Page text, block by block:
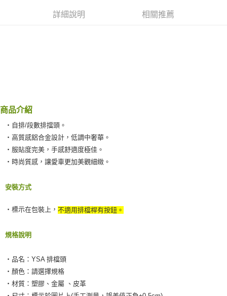
結帳頁面，進行簡訊認證並確認金額後，即可完成結帳。
２．訂單成立數日內，您將收到繳費通知簡訊。
３．收到繳費通知簡訊後14天內，點擊此簡訊中的連結，可透過四大超商／
ATM／網路銀行／等多元方式進行付款，方視為交易完成。
※ 請注意：結帳手續完成當下不需立刻繳費，但若您需要取消訂單，請聯絡
購買商品的店家。未經商家同意取消之訂單仍視為有效，需透過AFTEE先享
後付繳納相關費用。
是否繳費成功／繳費後需取消欲退款等相關疑問，請聯繫「AFTEE先享後付
【注意事項】
易，需依本服務之必要範圍內提供個人資料，並將交易相關給付款項請求債
權轉讓予恩沛科技股份有限公司。
https://aftee.tw/terms/#terms3
３．未成年的使用者請事先徵得法定代理人或監護人之同意方可使用
「AFTEE先享後付」，若未經同意申辦者引起之損失，本公司不負相關責
任。
付款後全家取貨
每筆NT$55，滿NT$490(含以上)免運費
每筆NT$60，滿NT$800(含以上)免運費
每筆NT$55，滿NT$800(含以上)免運費
宅配(快速到貨)
每筆NT$300
付款後門市自取
免運費
詳細說明 相關推薦
商品介紹
‧自排/段數排擋頭。
‧高質感鋁合金設計，低調中奢華。
‧服貼度完美，手感舒適度極佳。
‧時尚質感，讓愛車更加美觀細緻。
安裝方式
‧標示在包裝上， 不適用排檔桿有按鈕。
規格說明
‧品名：YSA 排檔頭
‧顏色：請選擇規格
‧材質：塑膠、金屬 、皮革